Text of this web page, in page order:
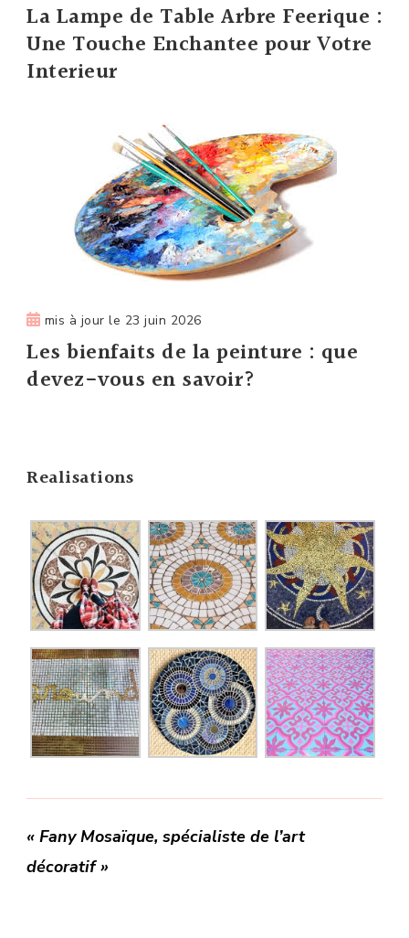
La Lampe de Table Arbre Feerique :
Une Touche Enchantee pour Votre
Interieur
mis à jour le 23 juin 2026
Les bienfaits de la peinture : que
devez-vous en savoir?
Realisations
« Fany Mosaïque, spécialiste de l’art
décoratif »